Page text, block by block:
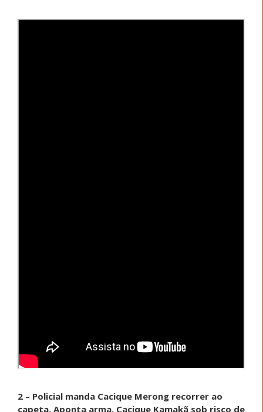
2 – Policial manda Cacique Merong recorrer ao
capeta. Aponta arma. Cacique Kamakã sob risco de